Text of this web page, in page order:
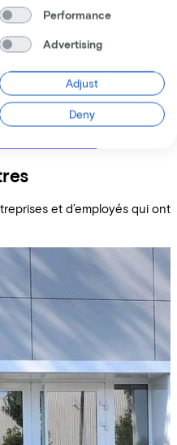
l'intermédiaire de mon
Lease a Bike
et d’employés qui ont
Performance
Advertising
Adjust
Deny